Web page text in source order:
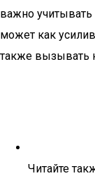
важно учитывать
может как
также вызывать
Читайте